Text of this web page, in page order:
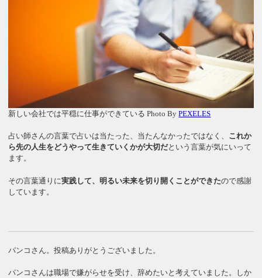
新しい会社では平穏に仕事ができている Photo ByPEXELES
占い師さんの言葉で占いは当たった、当たんなかったではなく、 これか
ら先の人生をどうやって生きていくかが大切だという言葉が気にいって
ます。
その言葉通りに実践して、明るい未来を切り開くことができたので感謝
しています。
パンコさん。投稿ありがとうございました。
パンコさんは職場で嫌がらせを受け、辞めたいと考えていました。しか